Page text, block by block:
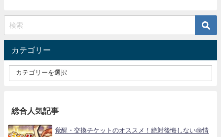
カテゴリー
総合人気記事
覚醒・交換チケットのオススメ！絶対後悔しない㊙情